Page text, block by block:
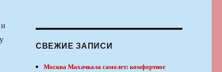
СВЕЖИЕ ЗАПИСИ
Москва Махачкала самолет: комфортное